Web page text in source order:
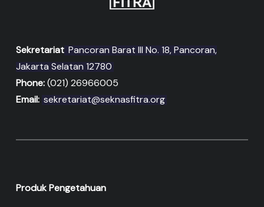
Sekretariat Pancoran Barat III No. 18, Pancoran,
Jakarta Selatan 12780
Phone:(021) 26966005
Email: sekretariat@seknasfitra.org
Produk Pengetahuan